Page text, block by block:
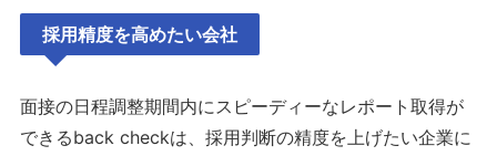
採用精度を高めたい会社
面接の日程調整期間内にスピーディーなレポート取得が
できるback checkは、採用判断の精度を上げたい企業に